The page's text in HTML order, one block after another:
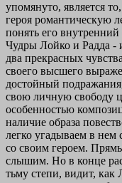
упомянуто, является
героя романтическую
понять его
Чудры Лойко и Радда -
два прекрасных
своего высшего
достойный
свою личную свободу
особенностью
наличие образа
легко угадываем в нем
со своим героем.
слышим. Но в конце
тьму степи, видит, как